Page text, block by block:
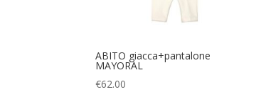
ABITO giacca+pantalone
MAYORAL
€62.00